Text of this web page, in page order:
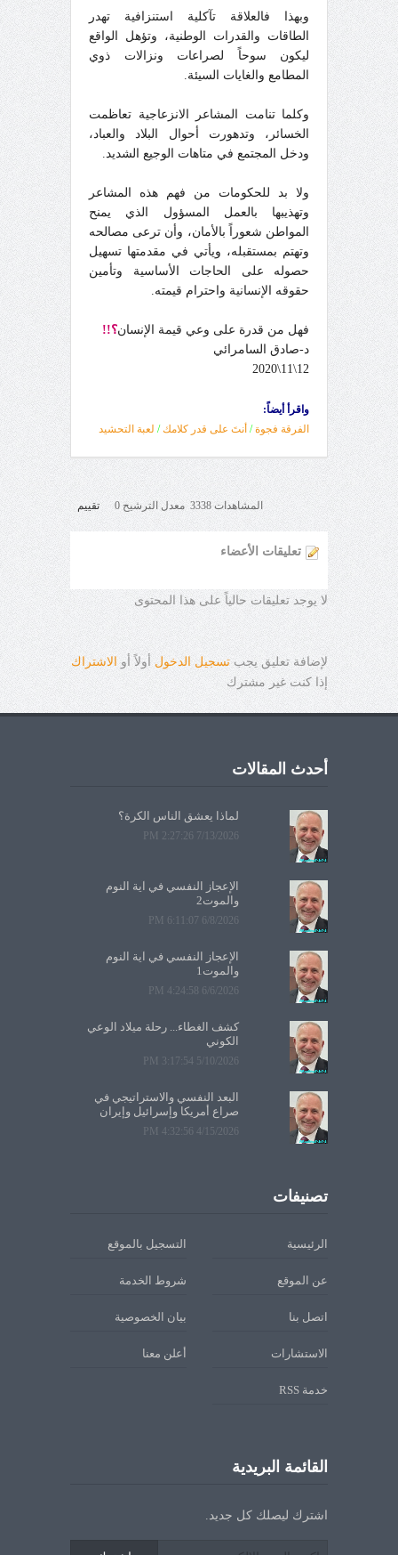
وبهذا فالعلاقة تآكلية استنزافية تهدر
الطاقات والقدرات الوطنية، وتؤهل الواقع
ليكون سوحاً لصراعات ونزالات ذوي
المطامع والغايات السيئة.
وكلما تنامت المشاعر الانزعاجية تعاظمت
الخسائر، وتدهورت أحوال البلاد والعباد،
ودخل المجتمع في متاهات الوجيع الشديد.
ولا بد للحكومات من فهم هذه المشاعر
وتهذيبها بالعمل المسؤول الذي يمنح
المواطن شعوراً بالأمان، وأن ترعى مصالحه
وتهتم بمستقبله، ويأتي في مقدمتها تسهيل
حصوله على الحاجات الأساسية وتأمين
حقوقه الإنسانية واحترام قيمته.
فهل من قدرة على وعي قيمة الإنسان؟!!
د-صادق السامرائي
12\11\2020
واقرأ أيضاً:
الفرقة فجوة / أنتَ على قدر كلامك / لعبة التحشيد
المشاهدات 3338 معدل الترشيح 0 تقييم
تعليقات الأعضاء
لا يوجد تعليقات حالياً على هذا المحتوى
لإضافة تعليق يجب تسجيل الدخول أولاً أو
الاشتراك
إذا كنت غير مشترك
أحدث المقالات
لماذا يعشق الناس الكرة؟
7/13/2026 2:27:26 PM
الإعجاز النفسي في آية النوم
والموت2
6/8/2026 6:11:07 PM
الإعجاز النفسي في آية النوم
والموت1
6/6/2026 4:24:58 PM
كشف الغطاء... رحلة ميلاد الوعي
الكوني
5/10/2026 3:17:54 PM
البعد النفسي والاستراتيجي في
صراع أمريكا وإسرائيل وإيران
4/15/2026 4:32:56 PM
تصنيفات
الرئيسية التسجيل بالموقع
عن الموقع شروط الخدمة
اتصل بنا بيان الخصوصية
الاستشارات أعلن معنا
خدمة RSS
القائمة البريدية
اشترك ليصلك كل جديد.